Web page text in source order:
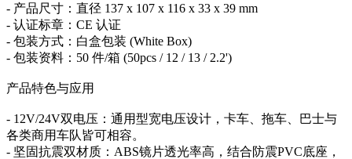
- 产品尺寸：直径 137 x 107 x 116 x 33 x 39 mm
- 认证标章：CE 认证
- 包装方式：白盒包装 (White Box)
- 包装资料：50 件/箱 (50pcs / 12 / 13 / 2.2')
产品特色与应用
- 12V/24V双电压：通用型宽电压设计，卡车、拖车、巴士与
各类商用车队皆可相容。
- 坚固抗震双材质：ABS镜片透光率高，结合防震PVC底座，